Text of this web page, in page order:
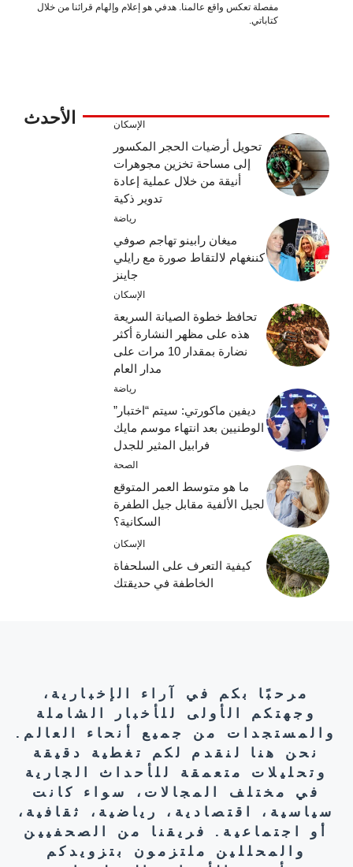
مفصلة تعكس واقع عالمنا. هدفي هو إعلام وإلهام قرائنا من خلال
كتاباتي.
الأحدث الإسكان
تحويل أرضيات الحجر المكسور
إلى مساحة تخزين مجوهرات
أنيقة من خلال عملية إعادة
تدوير ذكية
رياضة
ميغان رابينو تهاجم صوفي
كننغهام لالتقاط صورة مع رايلي
جاينز
الإسكان
تحافظ خطوة الصيانة السريعة
هذه على مظهر النشارة أكثر
نضارة بمقدار 10 مرات على
مدار العام
رياضة
ديفين ماكورتي: سيتم “اختبار”
الوطنيين بعد انتهاء موسم مايك
فرابيل المثير للجدل
الصحة
ما هو متوسط ​​العمر المتوقع
لجيل الألفية مقابل جيل الطفرة
السكانية؟
الإسكان
كيفية التعرف على السلحفاة
الخاطفة في حديقتك
مرحبًا بكم في آراء الإخبارية،
وجهتكم الأولى للأخبار الشاملة
والمستجدات من جميع أنحاء العالم.
نحن هنا لنقدم لكم تغطية دقيقة
وتحليلات متعمقة للأحداث الجارية
في مختلف المجالات، سواء كانت
سياسية، اقتصادية، رياضية، ثقافية،
أو اجتماعية. فريقنا من الصحفيين
والمحللين ملتزمون بتزويدكم